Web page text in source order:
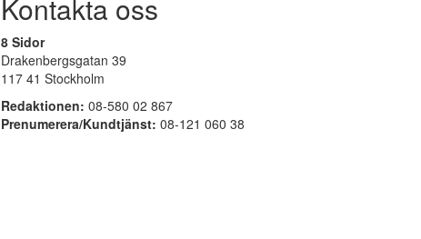
Kontakta oss
8 Sidor
Drakenbergsgatan 39
117 41 Stockholm
Redaktionen: 08-580 02 867
Prenumerera/Kundtjänst: 08-121 060 38